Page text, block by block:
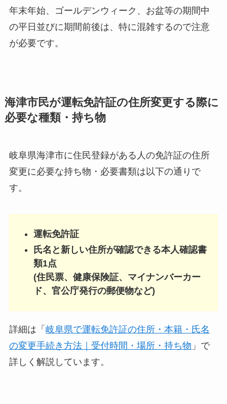
年末年始、ゴールデンウィーク、お盆等の期間中
の平日並びに期間前後は、特に混雑するので注意
が必要です。
海津市民が運転免許証の住所変更する際に
必要な種類・持ち物
岐阜県海津市に住民登録がある人の免許証の住所
変更に必要な持ち物・必要書類は以下の通りで
す。
運転免許証
氏名と新しい住所が確認できる本人確認書
類1点
(住民票、健康保険証、マイナンバーカー
ド、官公庁発行の郵便物など)
詳細は「 岐阜県で運転免許証の住所・本籍・氏名
の変更手続き方法｜受付時間・場所・持ち物 」で
詳しく解説しています。